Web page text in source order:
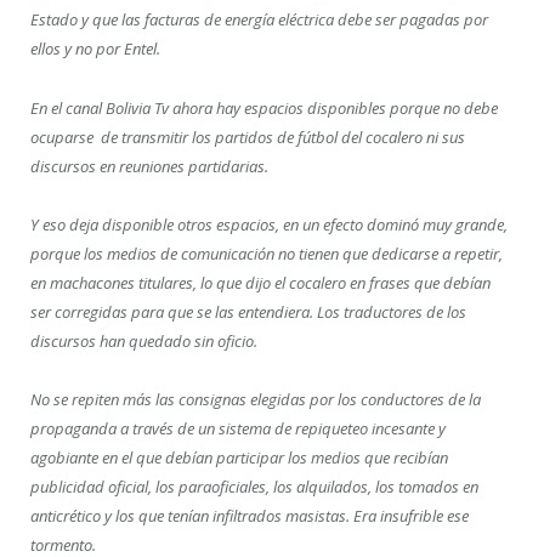
Estado y que las facturas de energía eléctrica debe ser pagadas por
ellos y no por Entel.
En el canal Bolivia Tv ahora hay espacios disponibles porque no debe
ocuparse de transmitir los partidos de fútbol del cocalero ni sus
discursos en reuniones partidarias.
Y eso deja disponible otros espacios, en un efecto dominó muy grande,
porque los medios de comunicación no tienen que dedicarse a repetir,
en machacones titulares, lo que dijo el cocalero en frases que debían
ser corregidas para que se las entendiera. Los traductores de los
discursos han quedado sin oficio.
No se repiten más las consignas elegidas por los conductores de la
propaganda a través de un sistema de repiqueteo incesante y
agobiante en el que debían participar los medios que recibían
publicidad oficial, los paraoficiales, los alquilados, los tomados en
anticrético y los que tenían infiltrados masistas. Era insufrible ese
tormento.